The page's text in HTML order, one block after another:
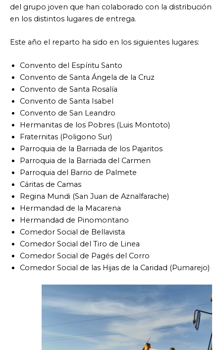
del grupo joven que han colaborado con la distribución
en los distintos lugares de entrega.
Este año el reparto ha sido en los siguientes lugares:
Convento del Espíritu Santo
Convento de Santa Ángela de la Cruz
Convento de Santa Rosalía
Convento de Santa Isabel
Convento de San Leandro
Hermanitas de los Pobres (Luis Montoto)
Fraternitas (Poligono Sur)
Parroquia de la Barriada de los Pajaritos
Parroquia de la Barriada del Carmen
Parroquia del Barrio de Palmete
Cáritas de Camas
Regina Mundi (San Juan de Aznalfarache)
Hermandad de la Macarena
Hermandad de Pinomontano
Comedor Social de Bellavista
Comedor Social del Tiro de Linea
Comedor Social de Pagés del Corro
Comedor Social de las Hijas de la Caridad (Pumarejo)